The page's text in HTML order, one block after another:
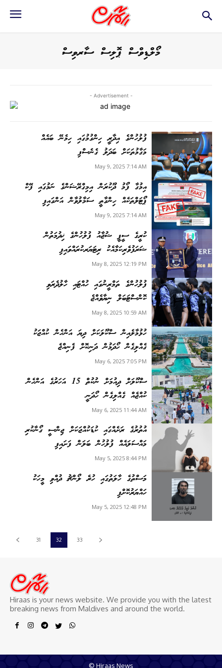
މޯލްޑިވްސް ޕޮލިސް ސާރވިސް
- Advertisement -
ފުލުހުންގެ އިދާރީ ހިންގުމުގައި ހިމެނޭ ބައެއް
މަގާމުތަކަށް ބަދަލު ގެނެސްފި
May 9, 2025 7:14 AM
އިމުގާ ފޯމު ދޫކުރަން އިމިގްރޭޝަންގެ ނަމުގައި ފޭކް
ޕޯޓަލްތަކެއް ހިންގާތީ ސަމާލުވާން އަންގައިފި
May 9, 2025 7:14 AM
ކުރީގެ ސީޕީ ޝުޖާއު ފުލުހުންގެ ޚިދުމަތުން
ޝަރަފުވެރިކަމާއެކު ރިޓަޔަރކުރައްވައިފި
May 8, 2025 12:19 PM
ފުލުހުންގެ ތަމްރީނުގައި ހުއްޓައި ހާލުދެރަވި
ކޮންސްޓަބަލް ނިޔާވެއްޖެ
May 8, 2025 10:59 AM
ހުޅުމާލެއިން ސްކޫލަކަށް ދިޔަ އަންހެން ކުއްޖަކު
ގެއްލިގެން ހޯދަމުން ދަނިކޮށް ފެނިއްޖެ
May 6, 2025 7:05 PM
ސްކޫލަށް ދިއުމަށް ނުކުތް 15 އަހަރުގެ އަންހެން
ކުއްޖެއް ގެއްލިގެން ހޯދަނީ
May 6, 2025 11:44 AM
އުތުރުގެ ރަށެއްގައި ކުޑަކުއްޖަކަށް ޖިންސީ ގޯނާކުރި
މައްސަލައެއް ފުލުހުން ބަލަން ފަށައިފި
May 5, 2025 8:44 PM
މަސްތުގެ ހާލަތުގައި ހުރެ ލޯންޗު ދުއްވި މީހަކު
ހައްޔަރުކޮށްފި
May 5, 2025 12:48 PM
31 32 33
Hiraas is your news website. We provide you with the latest
breaking news from Maldives and around the world.
© Hiraas News